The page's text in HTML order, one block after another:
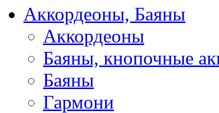
Аккордеоны, Баяны
Аккордеоны
Баяны, кнопочные
Баяны
Гармони